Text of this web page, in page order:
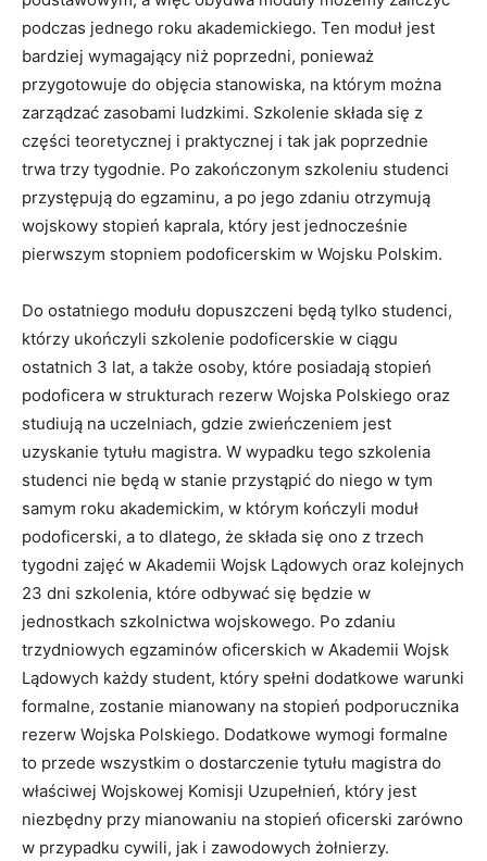
podczas jednego roku akademickiego. Ten moduł jest
bardziej wymagający niż poprzedni, ponieważ
przygotowuje do objęcia stanowiska, na którym można
zarządzać zasobami ludzkimi. Szkolenie składa się z
części teoretycznej i praktycznej i tak jak poprzednie
trwa trzy tygodnie. Po zakończonym szkoleniu studenci
przystępują do egzaminu, a po jego zdaniu otrzymują
wojskowy stopień kaprala, który jest jednocześnie
pierwszym stopniem podoficerskim w Wojsku Polskim.
Do ostatniego modułu dopuszczeni będą tylko studenci,
którzy ukończyli szkolenie podoficerskie w ciągu
ostatnich 3 lat, a także osoby, które posiadają stopień
podoficera w strukturach rezerw Wojska Polskiego oraz
studiują na uczelniach, gdzie zwieńczeniem jest
uzyskanie tytułu magistra. W wypadku tego szkolenia
studenci nie będą w stanie przystąpić do niego w tym
samym roku akademickim, w którym kończyli moduł
podoficerski, a to dlatego, że składa się ono z trzech
tygodni zajęć w Akademii Wojsk Lądowych oraz kolejnych
23 dni szkolenia, które odbywać się będzie w
jednostkach szkolnictwa wojskowego. Po zdaniu
trzydniowych egzaminów oficerskich w Akademii Wojsk
Lądowych każdy student, który spełni dodatkowe warunki
formalne, zostanie mianowany na stopień podporucznika
rezerw Wojska Polskiego. Dodatkowe wymogi formalne
to przede wszystkim o dostarczenie tytułu magistra do
właściwej Wojskowej Komisji Uzupełnień, który jest
niezbędny przy mianowaniu na stopień oficerski zarówno
w przypadku cywili, jak i zawodowych żołnierzy.